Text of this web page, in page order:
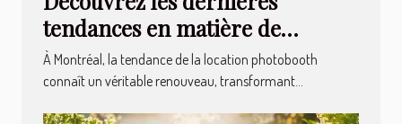
tendances en matière de
location photobooth à Montréal
À Montréal, la tendance de la location photobooth
connaît un véritable renouveau, transformant...